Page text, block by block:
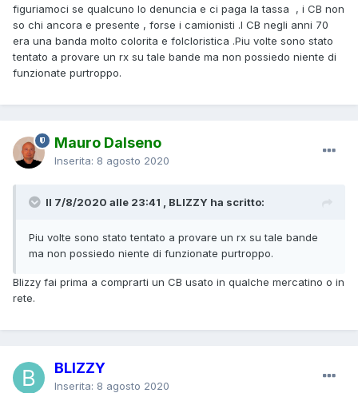
figuriamoci se qualcuno lo denuncia e ci paga la tassa , i CB non
so chi ancora e presente , forse i camionisti .I CB negli anni 70
era una banda molto colorita e folcloristica .Piu volte sono stato
tentato a provare un rx su tale bande ma non possiedo niente di
funzionate purtroppo.
Mauro Dalseno
Inserita: 8 agosto 2020
Il 7/8/2020 alle 23:41 , BLIZZY ha scritto:
Piu volte sono stato tentato a provare un rx su tale bande
ma non possiedo niente di funzionate purtroppo.
Blizzy fai prima a comprarti un CB usato in qualche mercatino o in
rete.
BLIZZY
Inserita: 8 agosto 2020